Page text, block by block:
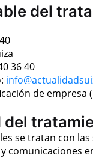
del
36 40
de empresa
del
se tratan con
comunicaciones